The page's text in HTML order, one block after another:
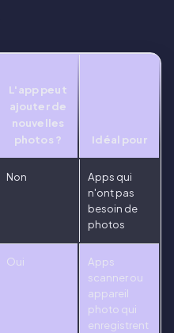
L'app peut
ajouter de
nouvelles
photos ?
Idéal pour
Non
Apps qui
n'ont pas
besoin de
photos
Oui
Apps
scanner ou
appareil
photo qui
enregistrent